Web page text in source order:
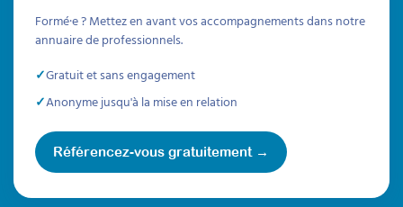
Formé·e ? Mettez en avant vos accompagnements dans notre
annuaire de professionnels.
Gratuit et sans engagement
Anonyme jusqu'à la mise en relation
Référencez-vous gratuitement →